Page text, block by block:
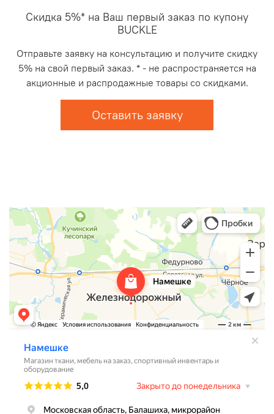
Скидка 5%* на Ваш первый заказ по купону
BUCKLE
Отправьте заявку на консультацию и получите скидку
5% на свой первый заказ. * - не распространяется на
акционные и распродажные товары со скидками.
Оставить заявку